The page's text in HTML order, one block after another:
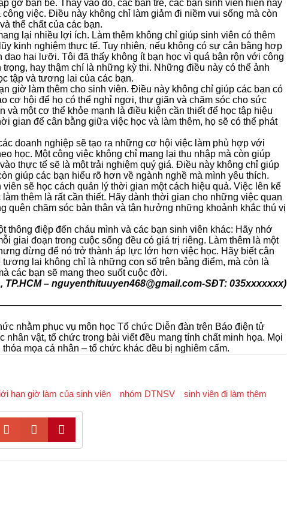
gỡ bạn bè. Thay vào đó, các bạn trẻ, các bạn sinh viên hiện nay
việc. Điều này không chỉ làm giảm đi niềm vui sống mà còn
thể chất của các bạn.
lại nhiều lợi ích. Làm thêm không chỉ giúp sinh viên có thêm
kinh nghiệm thực tế. Tuy nhiên, nếu không có sự cân bằng hợp
dao hai lưỡi. Tôi đã thấy không ít bạn học vì quá bận rộn với công
hay thậm chí là những kỳ thi. Những điều này có thể ảnh
tập và tương lai của các bạn.
giờ làm thêm cho sinh viên. Điều này không chỉ giúp các bạn có
cơ hội để họ có thể nghỉ ngơi, thư giãn và chăm sóc cho sức
và một cơ thể khỏe mạnh là điều kiện cần thiết để học tập hiệu
gian để cân bằng giữa việc học và làm thêm, họ sẽ có thể phát
doanh nghiệp sẽ tạo ra những cơ hội việc làm phù hợp với
học. Một công việc không chỉ mang lại thu nhập mà còn giúp
thực tế sẽ là một trải nghiệm quý giá. Điều này không chỉ giúp
giúp các bạn hiểu rõ hơn về ngành nghề mà mình yêu thích.
sẽ học cách quản lý thời gian một cách hiệu quả. Việc lên kế
thêm là rất cần thiết. Hãy dành thời gian cho những việc quan
quên chăm sóc bản thân và tận hưởng những khoảnh khắc thú vị
thông điệp đến cháu mình và các bạn sinh viên khác: Hãy nhớ
giai đoạn trong cuộc sống đều có giá trị riêng. Làm thêm là một
đừng để nó trở thành áp lực lớn hơn việc học. Hãy biết cân
tương lai không chỉ là những con số trên bảng điểm, mà còn là
các bạn sẽ mang theo suốt cuộc đời.
TP.HCM – nguyenthituuyen468@gmail.com-SĐT: 035xxxxxxx)
nhằm phục vụ môn học Tổ chức Diễn đàn trên Báo điện tử
nhân vật, tổ chức trong bài viết đều mang tính chất minh họa. Mọi
mọa cá nhân – tổ chức khác đều bị nghiêm cấm.
hạn giờ làm của sinh viên nhóm DTNSV sinh viên đi làm thêm